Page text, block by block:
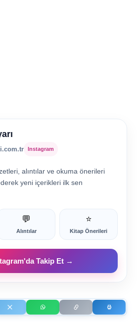
Instagram
alıntılar ve okuma önerileri
yeni içerikleri ilk sen
💬
Alıntılar
⭐
Kitap Önerileri
Takip Et →